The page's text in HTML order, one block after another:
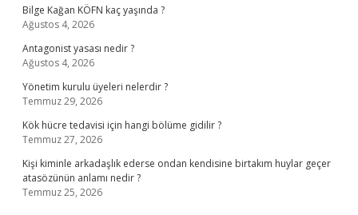
Bilge Kağan KÖFN kaç yaşında ?
Ağustos 4, 2026
Antagonist yasası nedir ?
Ağustos 4, 2026
Yönetim kurulu üyeleri nelerdir ?
Temmuz 29, 2026
Kök hücre tedavisi için hangi bölüme gidilir ?
Temmuz 27, 2026
Kişi kiminle arkadaşlık ederse ondan kendisine birtakım huylar geçer
atasözünün anlamı nedir ?
Temmuz 25, 2026